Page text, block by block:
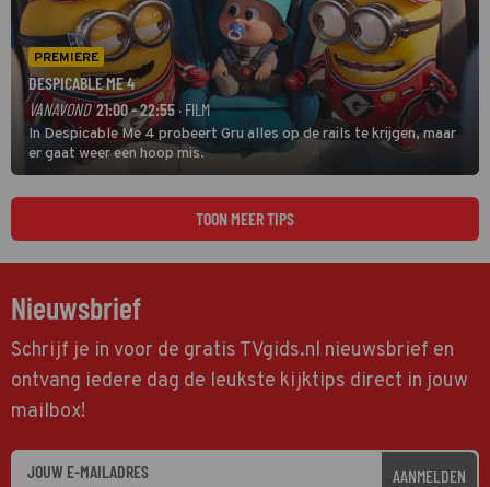
PREMIERE
DESPICABLE ME 4
VANAVOND 21:00 - 22:55 · FILM
In Despicable Me 4 probeert Gru alles op de rails te krijgen, maar
er gaat weer een hoop mis.
TOON MEER TIPS
Nieuwsbrief
Schrijf je in voor de gratis TVgids.nl nieuwsbrief en
ontvang iedere dag de leukste kijktips direct in jouw
mailbox!
AANMELDEN